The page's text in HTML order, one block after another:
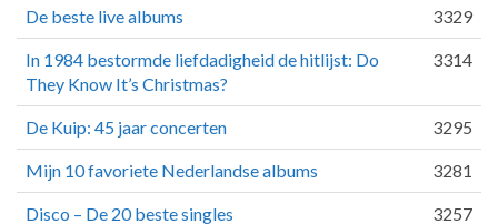
De beste live albums 3329
In 1984 bestormde liefdadigheid de hitlijst: Do
They Know It’s Christmas?
3314
De Kuip: 45 jaar concerten 3295
Mijn 10 favoriete Nederlandse albums 3281
Disco – De 20 beste singles 3257